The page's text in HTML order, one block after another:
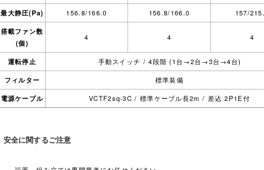
最大静圧(Pa) 156.8/166.0 156.8/166.0
157/
搭載ファン数
(個)
4 4 4
運転停止
手動スイッチ / 4段階 (1台→2台→3台→4台)
フィルター
標準装備
電源ケーブル
VCTF2sq-3C / 標準ケーブル長2m / 差込 2P1E付
安全に関するご注意